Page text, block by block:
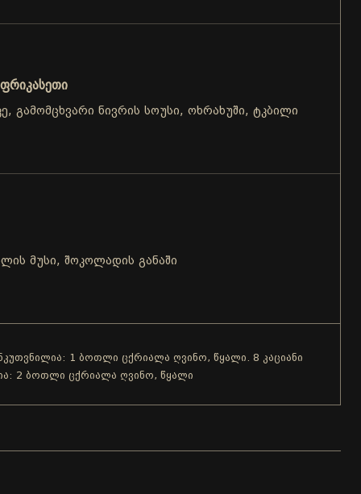
გამომცხვარი ნივრის სოუსი, ოხრახუში, ტკბილი
მუსი, შოკოლადის განაში
1 ბოთლი ცქრიალა ღვინო, წყალი. 8 კაციანი
2 ბოთლი ცქრიალა ღვინო, წყალი